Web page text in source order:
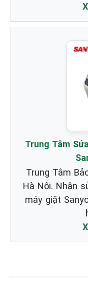
Trung Tâm
Trung Tâm
Hà Nội. Nhận
máy giặt